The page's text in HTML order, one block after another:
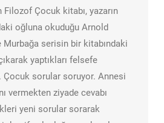
Filozof Çocuk kitabı, yazarın
oğluna okuduğu Arnold
Murbağa serisin bir kitabındaki
yaptıkları felsefe
Çocuk sorular soruyor. Annesi
vermekten ziyade cevabı
yeni sorular sorarak